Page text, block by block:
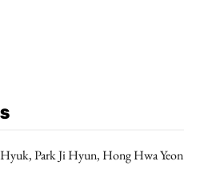
Park Ji Hyun, Hong Hwa Yeon